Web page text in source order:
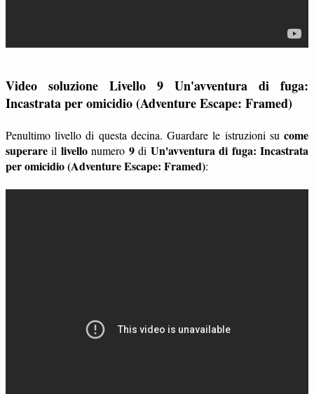
Video soluzione Livello 9 Un'avventura di fuga:
Incastrata per omicidio (Adventure Escape: Framed)
Penultimo livello di questa decina. Guardare le istruzioni su come
superare il livellonumero 9di Un'avventura di fuga: Incastrata
per omicidio (Adventure Escape: Framed):